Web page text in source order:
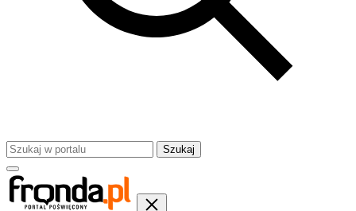
Szukaj